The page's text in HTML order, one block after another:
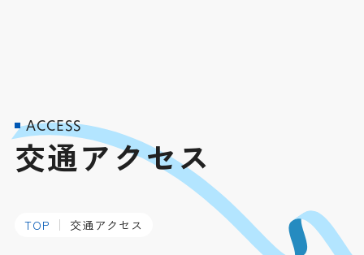
ACCESS
交通アクセス
TOP 交通アクセス